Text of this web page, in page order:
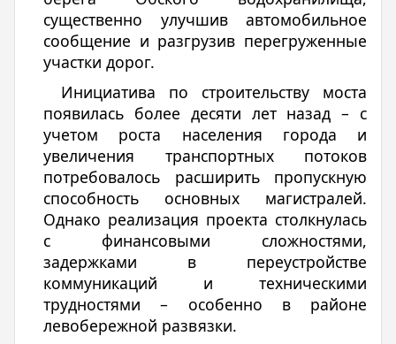
существенно улучшив автомобильное
сообщение и разгрузив перегруженные
участки дорог.
Инициатива по строительству моста
появилась более десяти лет назад – с
учетом роста населения города и
увеличения транспортных потоков
потребовалось расширить пропускную
способность основных магистралей.
Однако реализация проекта столкнулась
с финансовыми сложностями,
задержками в переустройстве
коммуникаций и техническими
трудностями – особенно в районе
левобережной развязки.